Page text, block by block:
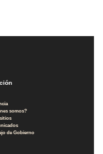
somos?
de Gobierno